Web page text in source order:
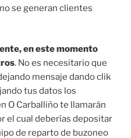
se generan clientes
en este momento
. No es necesitario que
mensaje dando clik
tus datos los
O Carballiño te llamarán
el cual deberías depositar
de reparto de buzoneo